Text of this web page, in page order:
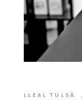
LLEAL TULSÀ